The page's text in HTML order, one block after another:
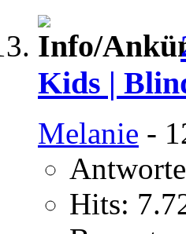
Kids |
Melanie -
Hits: